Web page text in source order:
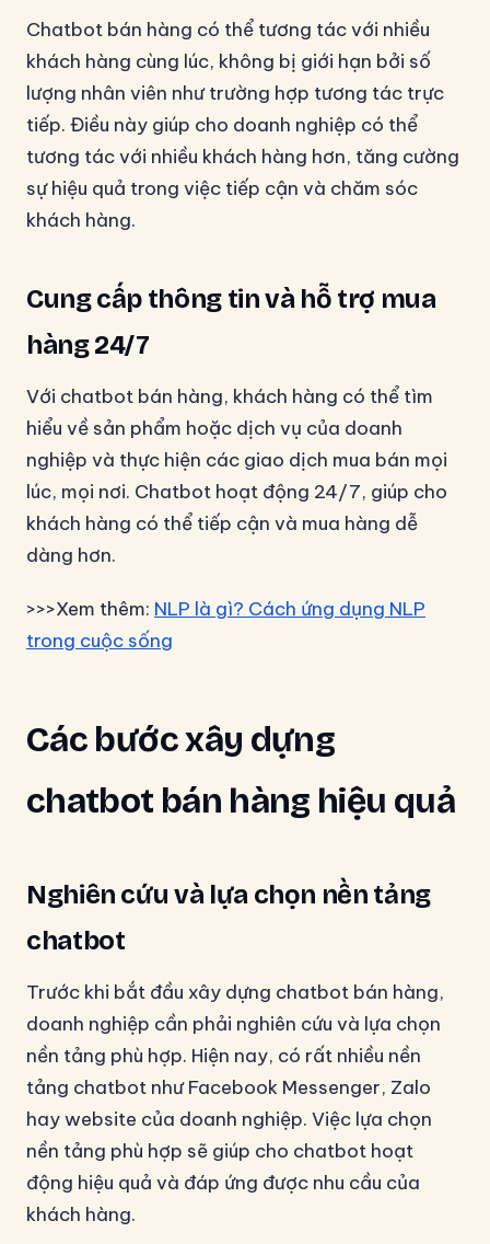
Chatbot bán hàng có thể tương tác với nhiều
khách hàng cùng lúc, không bị giới hạn bởi số
lượng nhân viên như trường hợp tương tác trực
tiếp. Điều này giúp cho doanh nghiệp có thể
tương tác với nhiều khách hàng hơn, tăng cường
sự hiệu quả trong việc tiếp cận và chăm sóc
khách hàng.
Cung cấp thông tin và hỗ trợ mua
hàng 24/7
Với chatbot bán hàng, khách hàng có thể tìm
hiểu về sản phẩm hoặc dịch vụ của doanh
nghiệp và thực hiện các giao dịch mua bán mọi
lúc, mọi nơi. Chatbot hoạt động 24/7, giúp cho
khách hàng có thể tiếp cận và mua hàng dễ
dàng hơn.
>>>Xem thêm: NLP là gì? Cách ứng dụng NLP
trong cuộc sống
Các bước xây dựng
chatbot bán hàng hiệu quả
Nghiên cứu và lựa chọn nền tảng
chatbot
Trước khi bắt đầu xây dựng chatbot bán hàng,
doanh nghiệp cần phải nghiên cứu và lựa chọn
nền tảng phù hợp. Hiện nay, có rất nhiều nền
tảng chatbot như Facebook Messenger, Zalo
hay website của doanh nghiệp. Việc lựa chọn
nền tảng phù hợp sẽ giúp cho chatbot hoạt
động hiệu quả và đáp ứng được nhu cầu của
khách hàng.